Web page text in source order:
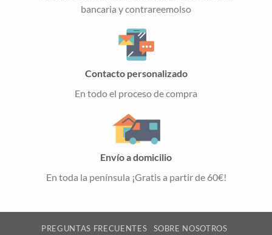
bancaria y contrareemolso
Contacto personalizado
En todo el proceso de compra
Envío a domicilio
En toda la península ¡Gratis a partir de 60€!
PREGUNTAS FRECUENTES SOBRE NOSOTROS